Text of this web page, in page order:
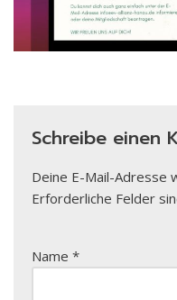
Schreibe einen
Deine E-Mail-Adresse
Erforderliche Felder
Name *